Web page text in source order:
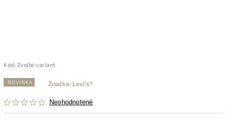
Kód: Zvoľte variant
NOVINKA
Neohodnotené
Značka: Levi's®